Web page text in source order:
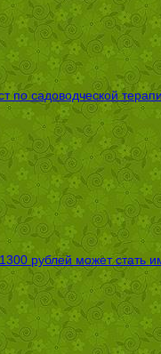
рублей может стать